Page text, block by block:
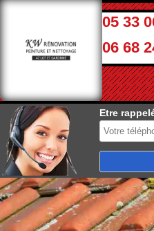
05 33
06 68
Etre